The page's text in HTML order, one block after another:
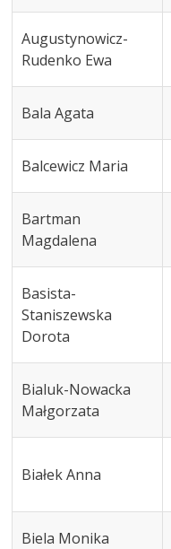
Augustynowicz-
Rudenko Ewa
Bala Agata
Balcewicz Maria
Bartman
Magdalena
Basista-
Staniszewska
Dorota
Bialuk-Nowacka
Małgorzata
Białek Anna
Biela Monika